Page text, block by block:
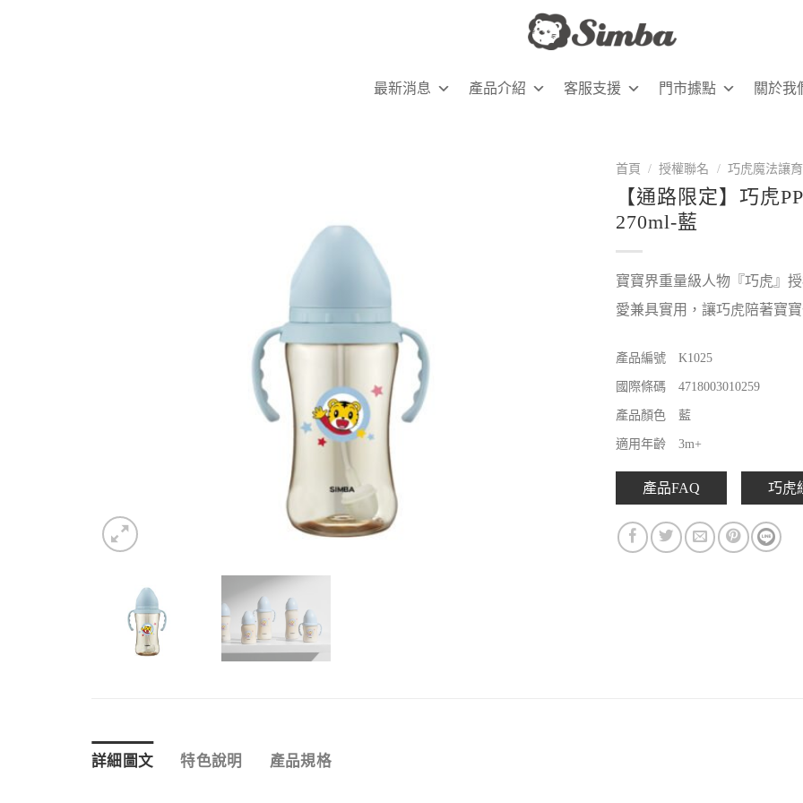
最新消息 產品介紹 客服支援 門市據點 關於我
首頁 / 授權聯名 / 巧虎魔法讓
【通路限定】巧虎
270ml-藍
寶寶界重量級人物『巧虎』
愛兼具實用，讓巧虎陪著寶
產品編號 K1025
國際條碼 4718003010259
產品顏色 藍
適用年齡 3m+
產品FAQ 巧虎
詳細圖文 特色說明 產品規格